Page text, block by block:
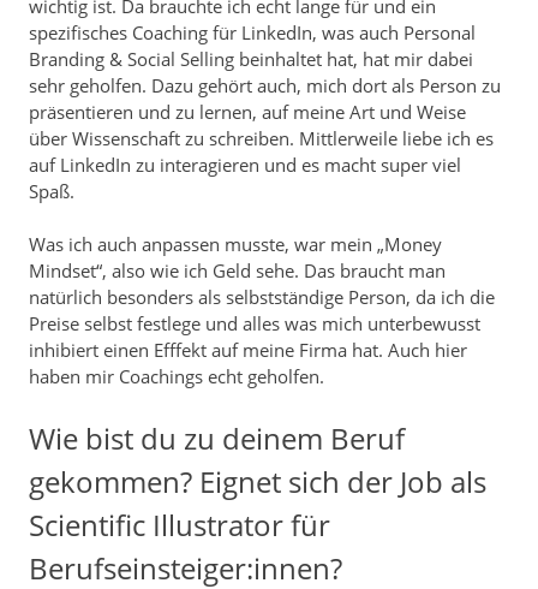
wichtig ist. Da brauchte ich echt lange für und ein
spezifisches Coaching für LinkedIn, was auch Personal
Branding & Social Selling beinhaltet hat, hat mir dabei
sehr geholfen. Dazu gehört auch, mich dort als Person zu
präsentieren und zu lernen, auf meine Art und Weise
über Wissenschaft zu schreiben. Mittlerweile liebe ich es
auf LinkedIn zu interagieren und es macht super viel
Spaß.
Was ich auch anpassen musste, war mein „Money
Mindset“, also wie ich Geld sehe. Das braucht man
natürlich besonders als selbstständige Person, da ich die
Preise selbst festlege und alles was mich unterbewusst
inhibiert einen Efffekt auf meine Firma hat. Auch hier
haben mir Coachings echt geholfen.
Wie bist du zu deinem Beruf
gekommen? Eignet sich der Job als
Scientific Illustrator für
Berufseinsteiger:innen?